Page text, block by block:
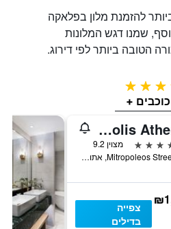
להזמנת מלון בפלאקה
שמנו דגש המלונות
הטובה ביותר לפי דירוג.
4 כוכבים
Electra Metropolis Athens
מצוין 9.2
15 Mitropoleos Street, אתונה, יוון
צפייה
בדילים